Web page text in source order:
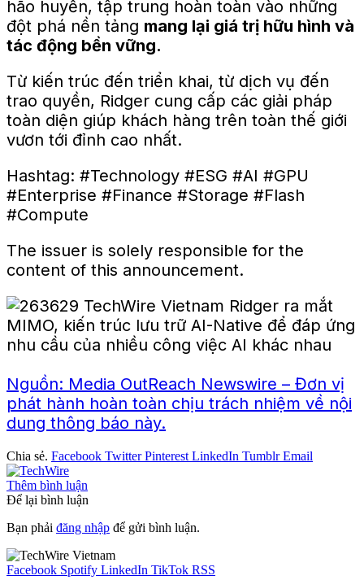
hão huyền, tập trung hoàn toàn vào những
đột phá nền tảng mang lại giá trị hữu hình và
tác động bền vững.
Từ kiến ​​trúc đến triển khai, từ dịch vụ đến
trao quyền, Ridger cung cấp các giải pháp
toàn diện giúp khách hàng trên toàn thế giới
vươn tới đỉnh cao nhất.
Hashtag: #Technology #ESG #AI #GPU
#Enterprise #Finance #Storage #Flash
#Compute
The issuer is solely responsible for the
content of this announcement.
Nguồn: Media OutReach Newswire – Đơn vị
phát hành hoàn toàn chịu trách nhiệm về nội
dung thông báo này.
Chia sẻ. Facebook Twitter Pinterest LinkedIn Tumblr Email
Thêm bình luận
Để lại bình luận
Bạn phải đăng nhập để gửi bình luận.
Facebook Spotify LinkedIn TikTok RSS